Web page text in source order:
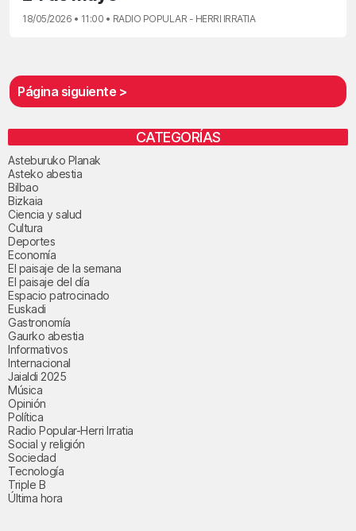
18/05/2026 • 11:00 • RADIO POPULAR - HERRI IRRATIA
Página siguiente >
CATEGORÍAS
Asteburuko Planak
Asteko abestia
Bilbao
Bizkaia
Ciencia y salud
Cultura
Deportes
Economía
El paisaje de la semana
El paisaje del día
Espacio patrocinado
Euskadi
Gastronomía
Gaurko abestia
Informativos
Internacional
Jaialdi 2025
Música
Opinión
Política
Radio Popular-Herri Irratia
Social y religión
Sociedad
Tecnología
Triple B
Última hora